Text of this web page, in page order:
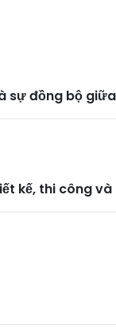
sự đồng bộ
kế, thi công và